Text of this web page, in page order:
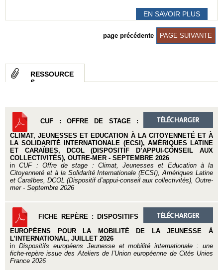
EN SAVOIR PLUS
page précédente PAGE SUIVANTE
RESSOURCE
S
CUF : OFFRE DE STAGE :
CLIMAT, JEUNESSES ET EDUCATION À LA CITOYENNETÉ ET À
LA SOLIDARITÉ INTERNATIONALE (ECSI), AMÉRIQUES LATINE
ET CARAÏBES, DCOL (DISPOSITIF D’APPUI-CONSEIL AUX
COLLECTIVITÉS), OUTRE-MER - SEPTEMBRE 2026
inCUF : Offre de stage : Climat, Jeunesses et Education à la
Citoyenneté et à la Solidarité Internationale (ECSI), Amériques Latine
et Caraïbes, DCOL (Dispositif d’appui-conseil aux collectivités), Outre-
mer - Septembre 2026
FICHE REPÈRE : DISPOSITIFS
EUROPÉENS POUR LA MOBILITÉ DE LA JEUNESSE À
L’INTERNATIONAL, JUILLET 2026
in Dispositifs européens Jeunesse et mobilité internationale : une
fiche-repère issue des Ateliers de l’Union européenne de Cités Unies
France 2026